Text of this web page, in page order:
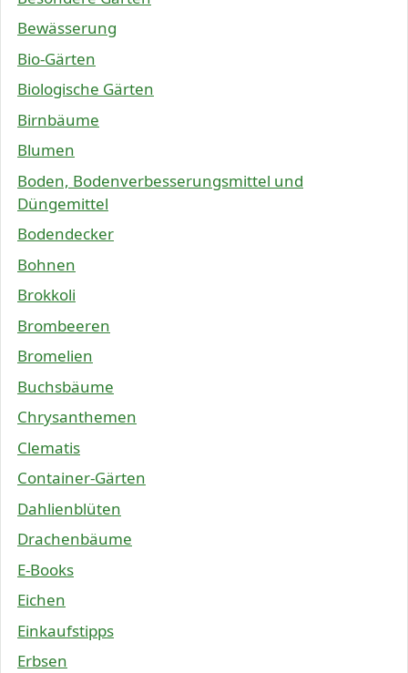
Bewässerung
Bio-Gärten
Biologische Gärten
Birnbäume
Blumen
Boden, Bodenverbesserungsmittel und
Düngemittel
Bodendecker
Bohnen
Brokkoli
Brombeeren
Bromelien
Buchsbäume
Chrysanthemen
Clematis
Container-Gärten
Dahlienblüten
Drachenbäume
E-Books
Eichen
Einkaufstipps
Erbsen